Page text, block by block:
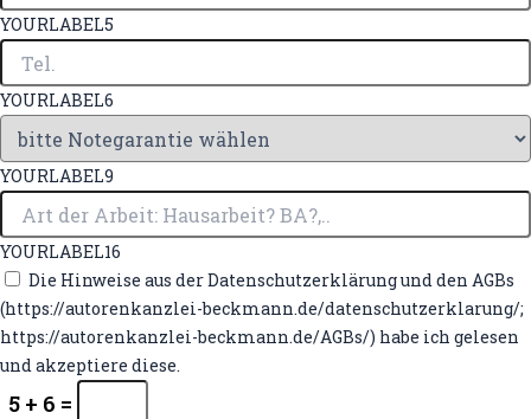
YOURLABEL5
YOURLABEL6
YOURLABEL9
YOURLABEL16
Die Hinweise aus der Datenschutzerklärung und den AGBs
(https://autorenkanzlei-beckmann.de/datenschutzerklarung/;
https://autorenkanzlei-beckmann.de/AGBs/) habe ich gelesen
und akzeptiere diese.
5 + 6 =